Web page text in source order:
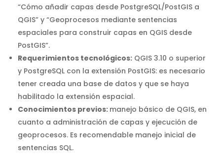
“Cómo añadir capas desde PostgreSQL/PostGIS a
QGIS” y “Geoprocesos mediante sentencias
espaciales para construir capas en QGIS desde
PostGIS”.
Requerimientos tecnológicos: QGIS 3.10 o superior
y PostgreSQL con la extensión PostGIS: es necesario
tener creada una base de datos y que se haya
habilitado la extensión espacial.
Conocimientos previos: manejo básico de QGIS, en
cuanto a administración de capas y ejecución de
geoprocesos. Es recomendable manejo inicial de
sentencias SQL.